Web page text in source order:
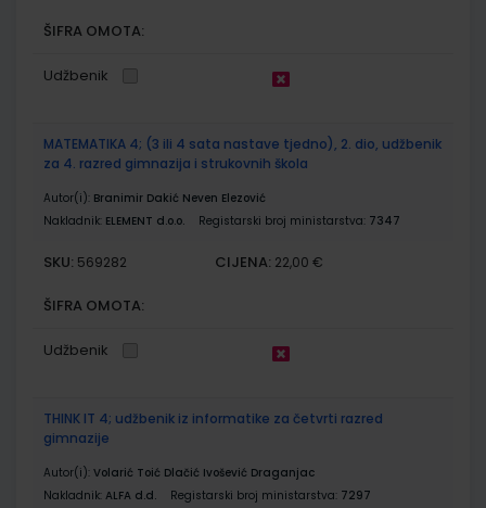
ŠIFRA OMOTA:
Udžbenik
MATEMATIKA 4; (3 ili 4 sata nastave tjedno), 2. dio, udžbenik
za 4. razred gimnazija i strukovnih škola
Autor(i): Branimir Dakić Neven Elezović
Nakladnik: ELEMENT d.o.o. Registarski broj ministarstva: 7347
SKU: 569282 CIJENA: 22,00 €
ŠIFRA OMOTA:
Udžbenik
THINK IT 4; udžbenik iz informatike za četvrti razred
gimnazije
Autor(i): Volarić Toić Dlačić Ivošević Draganjac
Nakladnik: ALFA d.d. Registarski broj ministarstva: 7297